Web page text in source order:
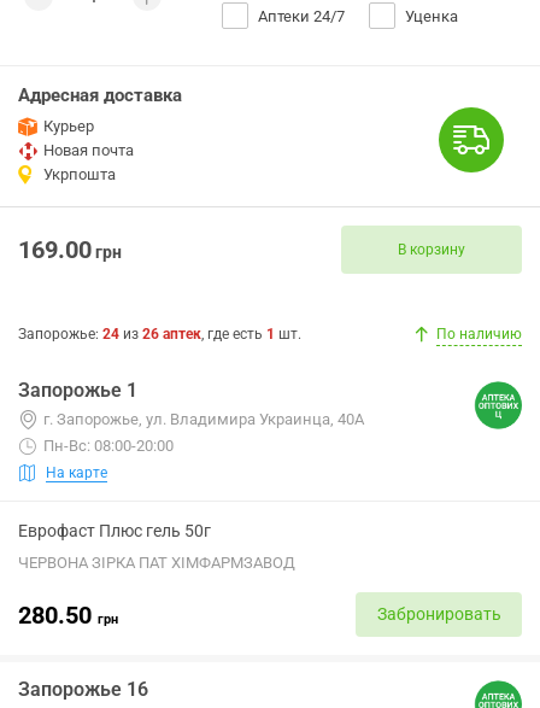
Аптеки 24/7 Уценка
Адресная доставка
Курьер
Новая почта
Укрпошта
169.00грн В корзину
Запорожье: 24 из 26 аптек, где есть 1 шт. По наличию
Запорожье 1
г. Запорожье, ул. Владимира Украинца, 40А
Пн-Вс: 08:00-20:00
На карте
Еврофаст Плюс гель 50г
ЧЕРВОНА ЗІРКА ПАТ ХІМФАРМЗАВОД
280.50 грн Забронировать
Запорожье 16